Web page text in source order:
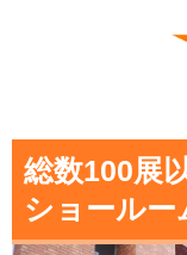
総数100展
ショールー